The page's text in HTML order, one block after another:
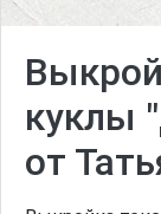
куклы
от